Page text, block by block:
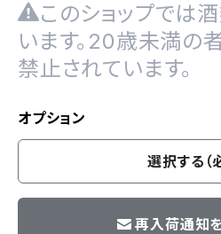
このショップでは
います。20歳未満の
禁止されています。
オプション
選択する（
再入荷通知